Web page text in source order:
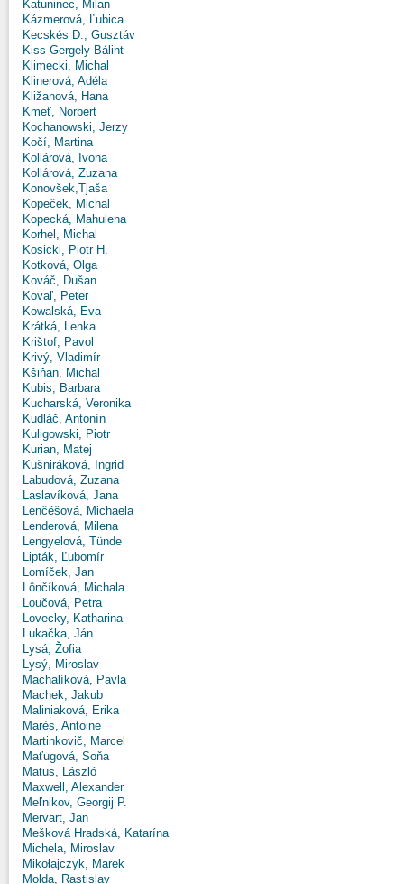
Katuninec, Milan
Kázmerová, Ľubica
Kecskés D., Gusztáv
Kiss Gergely Bálint
Klimecki, Michal
Klinerová, Adéla
Kližanová, Hana
Kmeť, Norbert
Kochanowski, Jerzy
Kočí, Martina
Kollárová, Ivona
Kollárová, Zuzana
Konovšek,Tjaša
Kopeček, Michal
Kopecká, Mahulena
Korhel, Michal
Kosicki, Piotr H.
Kotková, Olga
Kováč, Dušan
Kovaľ, Peter
Kowalská, Eva
Krátká, Lenka
Krištof, Pavol
Krivý, Vladimír
Kšiňan, Michal
Kubis, Barbara
Kucharská, Veronika
Kudláč, Antonín
Kuligowski, Piotr
Kurian, Matej
Kušniráková, Ingrid
Labudová, Zuzana
Laslavíková, Jana
Lenčéšová, Michaela
Lenderová, Milena
Lengyelová, Tünde
Lipták, Ľubomír
Lomíček, Jan
Lônčíková, Michala
Loučová, Petra
Lovecky, Katharina
Lukačka, Ján
Lysá, Žofia
Lysý, Miroslav
Machalíková, Pavla
Machek, Jakub
Maliniaková, Erika
Marès, Antoine
Martinkovič, Marcel
Maťugová, Soňa
Matus, László
Maxwell, Alexander
Meľnikov, Georgij P.
Mervart, Jan
Mešková Hradská, Katarína
Michela, Miroslav
Mikołajczyk, Marek
Molda, Rastislav